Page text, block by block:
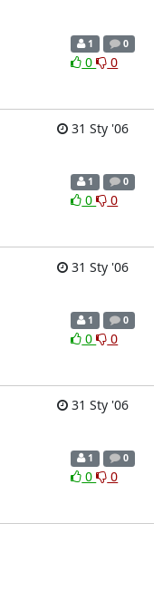
1 0
0 0
31 Sty '06
1 0
0 0
31 Sty '06
1 0
0 0
31 Sty '06
1 0
0 0